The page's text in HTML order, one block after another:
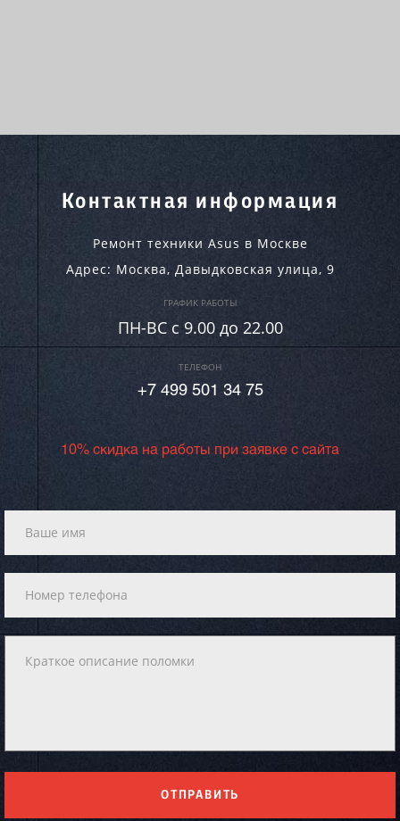
Контактная информация
Ремонт техники Asus в Москве
Адрес: Москва, Давыдковская улица, 9
ГРАФИК РАБОТЫ
ПН-ВC c 9.00 до 22.00
ТЕЛЕФОН
+7 499 501 34 75
10% скидка на работы при заявке с сайта
ОТПРАВИТЬ